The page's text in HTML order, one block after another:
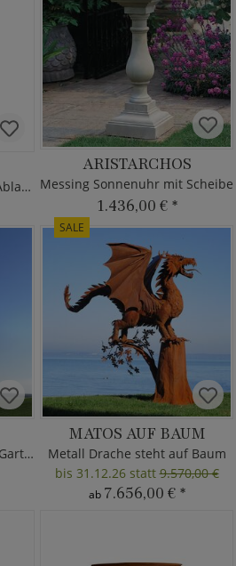
Bronze Vogelskulptur mit Ablagefach
ARISTARCHOS
Messing Sonnenuhr mit Scheibe
1.436,00 € *
Windrad in Spiralform als Gartendeko
SALE
MATOS AUF BAUM
Metall Drache steht auf Baum
bis 31.12.26 statt9.570,00 €
ab 7.656,00 € *